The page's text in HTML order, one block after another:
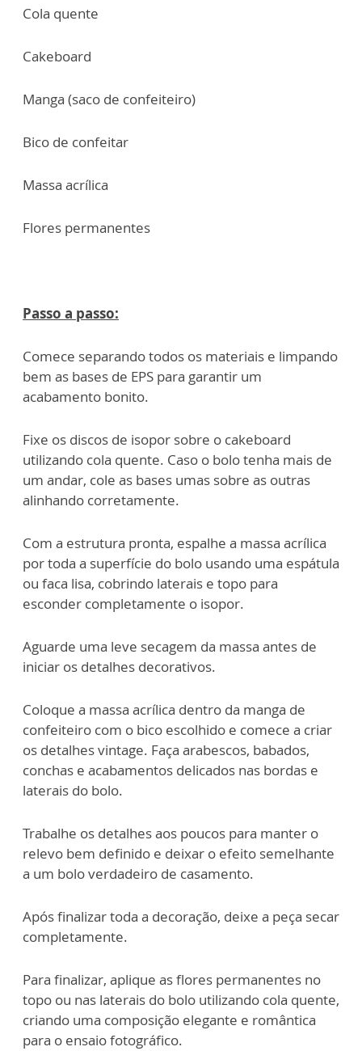
Cola quente
Cakeboard
Manga (saco de confeiteiro)
Bico de confeitar
Massa acrílica
Flores permanentes
Passo a passo:
Comece separando todos os materiais e limpando
bem as bases de EPS para garantir um
acabamento bonito.
Fixe os discos de isopor sobre o cakeboard
utilizando cola quente. Caso o bolo tenha mais de
um andar, cole as bases umas sobre as outras
alinhando corretamente.
Com a estrutura pronta, espalhe a massa acrílica
por toda a superfície do bolo usando uma espátula
ou faca lisa, cobrindo laterais e topo para
esconder completamente o isopor.
Aguarde uma leve secagem da massa antes de
iniciar os detalhes decorativos.
Coloque a massa acrílica dentro da manga de
confeiteiro com o bico escolhido e comece a criar
os detalhes vintage. Faça arabescos, babados,
conchas e acabamentos delicados nas bordas e
laterais do bolo.
Trabalhe os detalhes aos poucos para manter o
relevo bem definido e deixar o efeito semelhante
a um bolo verdadeiro de casamento.
Após finalizar toda a decoração, deixe a peça secar
completamente.
Para finalizar, aplique as flores permanentes no
topo ou nas laterais do bolo utilizando cola quente,
criando uma composição elegante e romântica
para o ensaio fotográfico.